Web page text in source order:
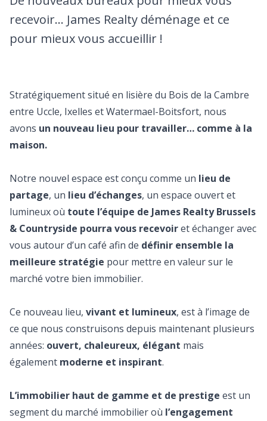
recevoir… James Realty déménage et ce
pour mieux vous accueillir !
Stratégiquement situé en lisière du Bois de la Cambre
entre Uccle, Ixelles et Watermael-Boitsfort, nous
avons un nouveau lieu pour travailler… comme à la
maison.
Notre nouvel espace est conçu comme un lieu de
partage, un lieu d’échanges, un espace ouvert et
lumineux où toute l’équipe de James Realty Brussels
& Countryside pourra vous recevoiret échanger avec
vous autour d’un café afin de définir ensemble la
meilleure stratégie pour mettre en valeur sur le
marché votre bien immobilier.
Ce nouveau lieu, vivant et lumineux, est à l’image de
ce que nous construisons depuis maintenant plusieurs
années: ouvert, chaleureux, élégant mais
également moderne et inspirant.
L’immobilier haut de gamme et de prestige est un
segment du marché immobilier où l’engagement